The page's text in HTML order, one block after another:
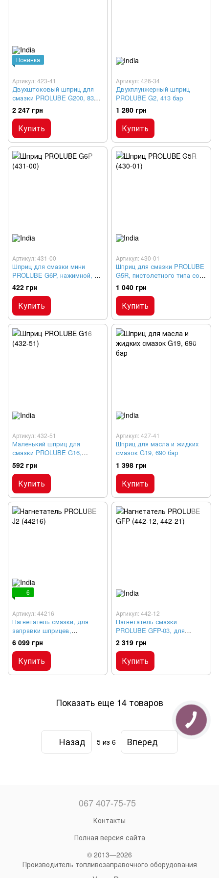
Новинка
Артикул: 423-41
Двухштоковый шприц для
смазки PROLUBE G200, 830
бар
2 247 грн
Купить
Артикул: 426-34
Двухплунжерный шприц
PROLUBE G2, 413 бар
1 280 грн
Купить
Артикул: 431-00
Шприц для смазки мини
PROLUBE G6P, нажимной, 30
см³
422 грн
Купить
Артикул: 430-01
Шприц для смазки PROLUBE
G5R, пистолетного типа со
стальной трубкой, 345 бар
1 040 грн
Купить
Артикул: 432-51
Маленький шприц для
смазки PROLUBE G16,
пистолетного типа со
стальной трубкой, 240 бар
592 грн
Купить
Артикул: 427-41
Шприц для масла и жидких
смазок G19, 690 бар
1 398 грн
Купить
6
Артикул: 44216
Нагнетатель смазки, для
заправки шприцев,
профессиональный
6 099 грн
Купить
Артикул: 442-12
Нагнетатель смазки
PROLUBE GFP-03, для
заправки шприцев под
емкость 20 кг
2 319 грн
Купить
Показать еще 14 товаров
Назад 5 из 6 Вперед
067 407-75-75
Контакты
Полная версия сайта
© 2013—2026
Производитель топливозаправочного оборудования